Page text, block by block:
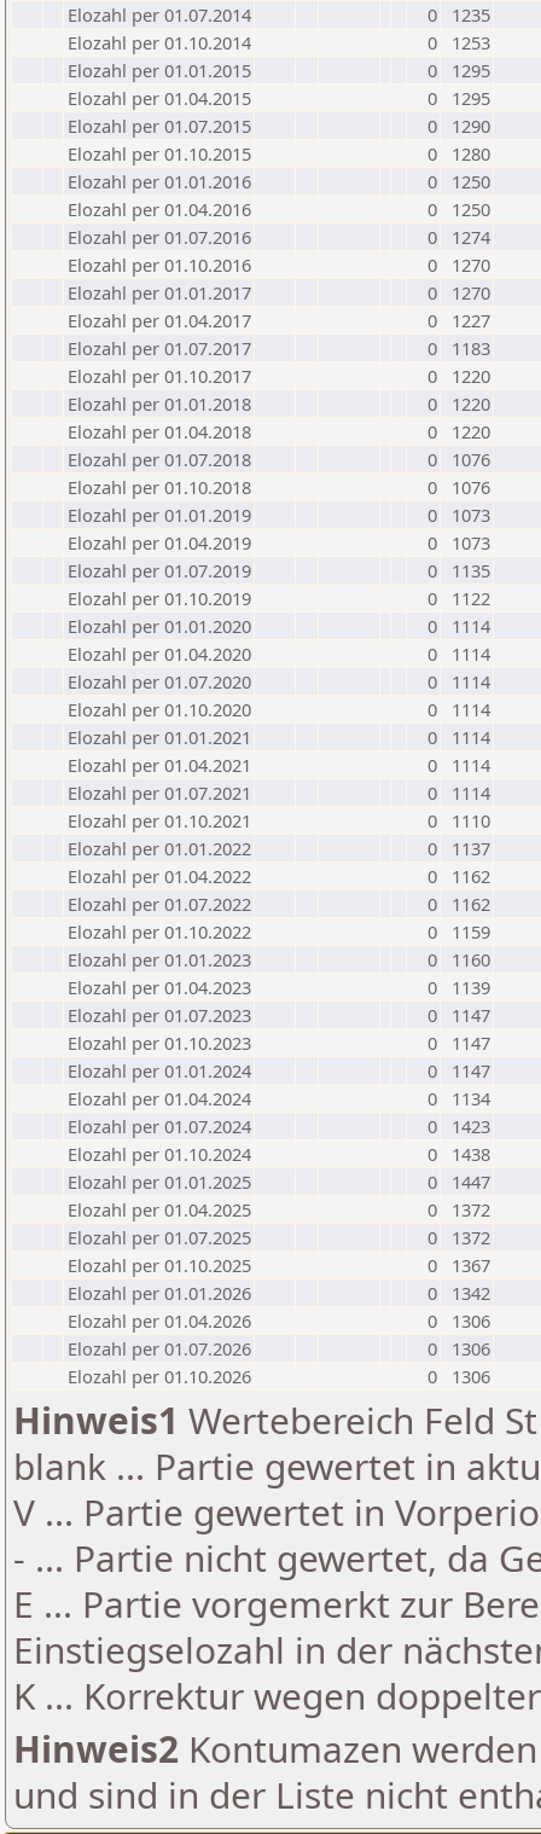
Elozahl per 01.07.2014
0
1235
Elozahl per 01.10.2014
0
1253
Elozahl per 01.01.2015
0
1295
Elozahl per 01.04.2015
0
1295
Elozahl per 01.07.2015
0
1290
Elozahl per 01.10.2015
0
1280
Elozahl per 01.01.2016
0
1250
Elozahl per 01.04.2016
0
1250
Elozahl per 01.07.2016
0
1274
Elozahl per 01.10.2016
0
1270
Elozahl per 01.01.2017
0
1270
Elozahl per 01.04.2017
0
1227
Elozahl per 01.07.2017
0
1183
Elozahl per 01.10.2017
0
1220
Elozahl per 01.01.2018
0
1220
Elozahl per 01.04.2018
0
1220
Elozahl per 01.07.2018
0
1076
Elozahl per 01.10.2018
0
1076
Elozahl per 01.01.2019
0
1073
Elozahl per 01.04.2019
0
1073
Elozahl per 01.07.2019
0
1135
Elozahl per 01.10.2019
0
1122
Elozahl per 01.01.2020
0
1114
Elozahl per 01.04.2020
0
1114
Elozahl per 01.07.2020
0
1114
Elozahl per 01.10.2020
0
1114
Elozahl per 01.01.2021
0
1114
Elozahl per 01.04.2021
0
1114
Elozahl per 01.07.2021
0
1114
Elozahl per 01.10.2021
0
1110
Elozahl per 01.01.2022
0
1137
Elozahl per 01.04.2022
0
1162
Elozahl per 01.07.2022
0
1162
Elozahl per 01.10.2022
0
1159
Elozahl per 01.01.2023
0
1160
Elozahl per 01.04.2023
0
1139
Elozahl per 01.07.2023
0
1147
Elozahl per 01.10.2023
0
1147
Elozahl per 01.01.2024
0
1147
Elozahl per 01.04.2024
0
1134
Elozahl per 01.07.2024
0
1423
Elozahl per 01.10.2024
0
1438
Elozahl per 01.01.2025
0
1447
Elozahl per 01.04.2025
0
1372
Elozahl per 01.07.2025
0
1372
Elozahl per 01.10.2025
0
1367
Elozahl per 01.01.2026
0
1342
Elozahl per 01.04.2026
0
1306
Elozahl per 01.07.2026
0
1306
Elozahl per 01.10.2026
0 1306
Hinweis1 Wertebereich Feld
blank ... Partie gewertet in
V ... Partie gewertet in
- ... Partie nicht gewertet, da
E ... Partie vorgemerkt zur
Einstiegselozahl in der
K ... Korrektur wegen
Hinweis2 Kontumazen
und sind in der Liste nicht